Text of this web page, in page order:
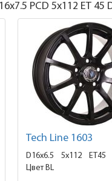
7.5 PCD 5x112 ET 45
Tech Line 1603
D16x6.5 5x112 ET45
Цвет BL